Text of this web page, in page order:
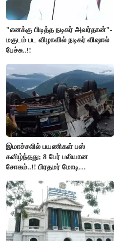
"எனக்கு பிடித்த நடிகர் அவர்தான்"-
மகுடம் பட விழாவில் நடிகர் விஷால்
பேச்சு..!!
இமாச்சலில் பயணிகள் பஸ்
கவிழ்ந்தது; 8 பேர் பலியான
சோகம்..!! பிரதமர் மோடி